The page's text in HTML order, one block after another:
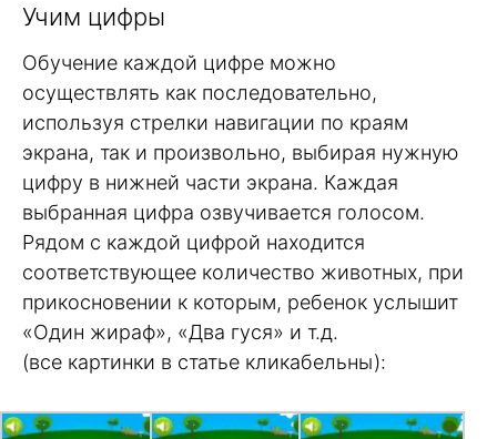
Учим цифры
Обучение каждой цифре можно
осуществлять как последовательно,
используя стрелки навигации по краям
экрана, так и произвольно, выбирая нужную
цифру в нижней части экрана. Каждая
выбранная цифра озвучивается голосом.
Рядом с каждой цифрой находится
соответствующее количество животных, при
прикосновении к которым, ребенок услышит
«Один жираф», «Два гуся» и т.д.
(все картинки в статье кликабельны):